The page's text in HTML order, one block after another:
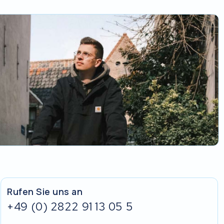
Rufen Sie uns an
+49 (0) 2822 91 13 05 5